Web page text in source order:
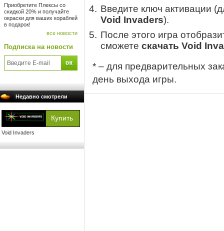
Приобретите Плексы со
скидкой 20% и получайте
окраски для ваших кораблей
в подарок!
все новости
Подписка на новости
Недавно смотрели
Void Invaders
Введите ключ активации
Void Invaders).
После этого игра
сможете скачать Void
* – для предварительных
день выхода игры.